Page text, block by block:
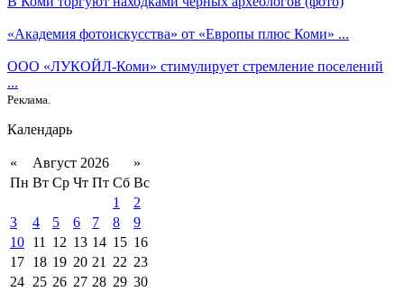
«Академия фотоискусства» от «Европы плюс Коми» ...
ООО «ЛУКОЙЛ-Коми» стимулирует стремление поселений
...
Реклама.
Календарь
« Август 2026
»
Пн Вт Ср Чт Пт Сб Вс
1
2
3
4 5 6 7 8
9
10 11 12 13 14 15 16
17 18 19 20 21 22 23
24 25 26 27 28 29 30